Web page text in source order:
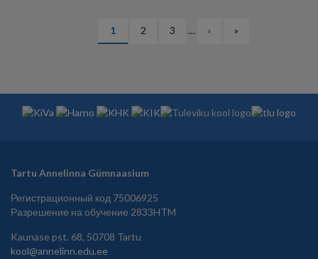
Текущая
страница
1 Страница
2 Страница
3 …
Следующая
›
Последняя
»
Tartu Annelinna Gümnaasium
Регистрационный код 75006925
Разрешение на обучение 2833HTM
Kaunase pst. 68, 50708 Tartu
kool@annelinn.edu.ee